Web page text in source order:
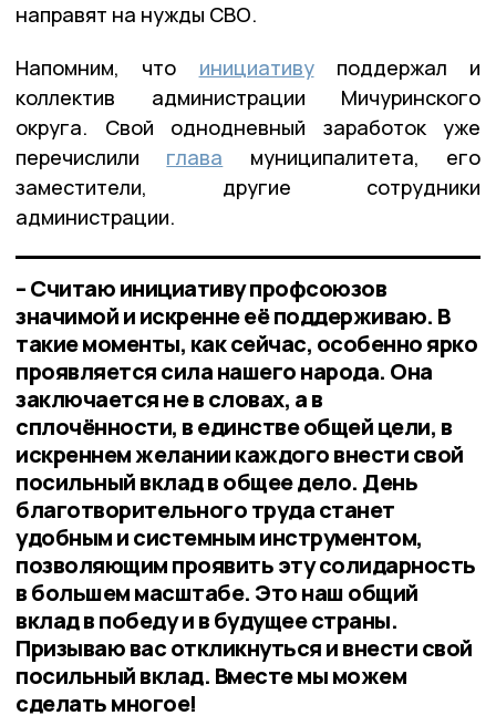
направят на нужды СВО.
Напомним, что инициативуподдержал и
коллектив администрации Мичуринского
округа. Свой однодневный заработок уже
перечислили глава муниципалитета, его
заместители, другие сотрудники
администрации.
– Считаю инициативу профсоюзов
значимой и искренне её поддерживаю. В
такие моменты, как сейчас, особенно ярко
проявляется сила нашего народа. Она
заключается не в словах, а в
сплочённости, в единстве общей цели, в
искреннем желании каждого внести свой
посильный вклад в общее дело. День
благотворительного труда станет
удобным и системным инструментом,
позволяющим проявить эту солидарность
в большем масштабе. Это наш общий
вклад в победу и в будущее страны.
Призываю вас откликнуться и внести свой
посильный вклад. Вместе мы можем
сделать многое!